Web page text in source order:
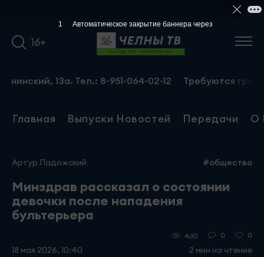
16+
13а. Тел.: 8-951-064-02-12 Требуются грузчики-
Главная Выпуски Новостей Передачи О
Артур Ладожский #общество
Минздрав рассказал о состоянии
девочки после нападения
бультерьера
18 мая 2026, 10:40
460 0 0
2 мин на чтение